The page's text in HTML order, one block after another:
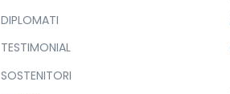
DIPLOMATI
TESTIMONIAL
SOSTENITORI